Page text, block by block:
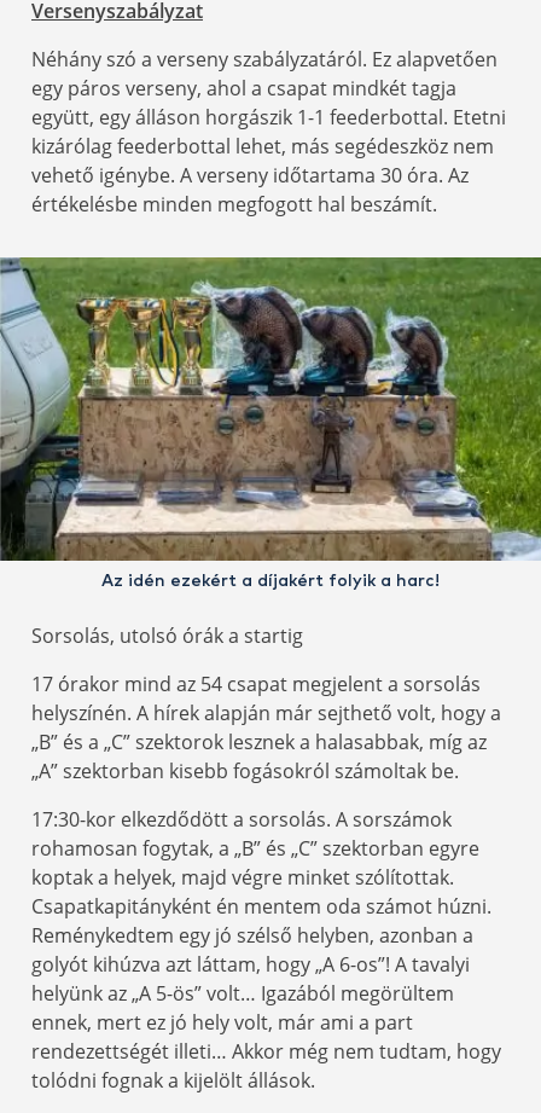
Versenyszabályzat
Néhány szó a verseny szabályzatáról. Ez alapvetően
egy páros verseny, ahol a csapat mindkét tagja
együtt, egy álláson horgászik 1-1 feederbottal. Etetni
kizárólag feederbottal lehet, más segédeszköz nem
vehető igénybe. A verseny időtartama 30 óra. Az
értékelésbe minden megfogott hal beszámít.
Az idén ezekért a díjakért folyik a harc!
Sorsolás, utolsó órák a startig
17 órakor mind az 54 csapat megjelent a sorsolás
helyszínén. A hírek alapján már sejthető volt, hogy a
„B” és a „C” szektorok lesznek a halasabbak, míg az
„A” szektorban kisebb fogásokról számoltak be.
17:30-kor elkezdődött a sorsolás. A sorszámok
rohamosan fogytak, a „B” és „C” szektorban egyre
koptak a helyek, majd végre minket szólítottak.
Csapatkapitányként én mentem oda számot húzni.
Reménykedtem egy jó szélső helyben, azonban a
golyót kihúzva azt láttam, hogy „A 6-os”! A tavalyi
helyünk az „A 5-ös” volt… Igazából megörültem
ennek, mert ez jó hely volt, már ami a part
rendezettségét illeti… Akkor még nem tudtam, hogy
tolódni fognak a kijelölt állások.